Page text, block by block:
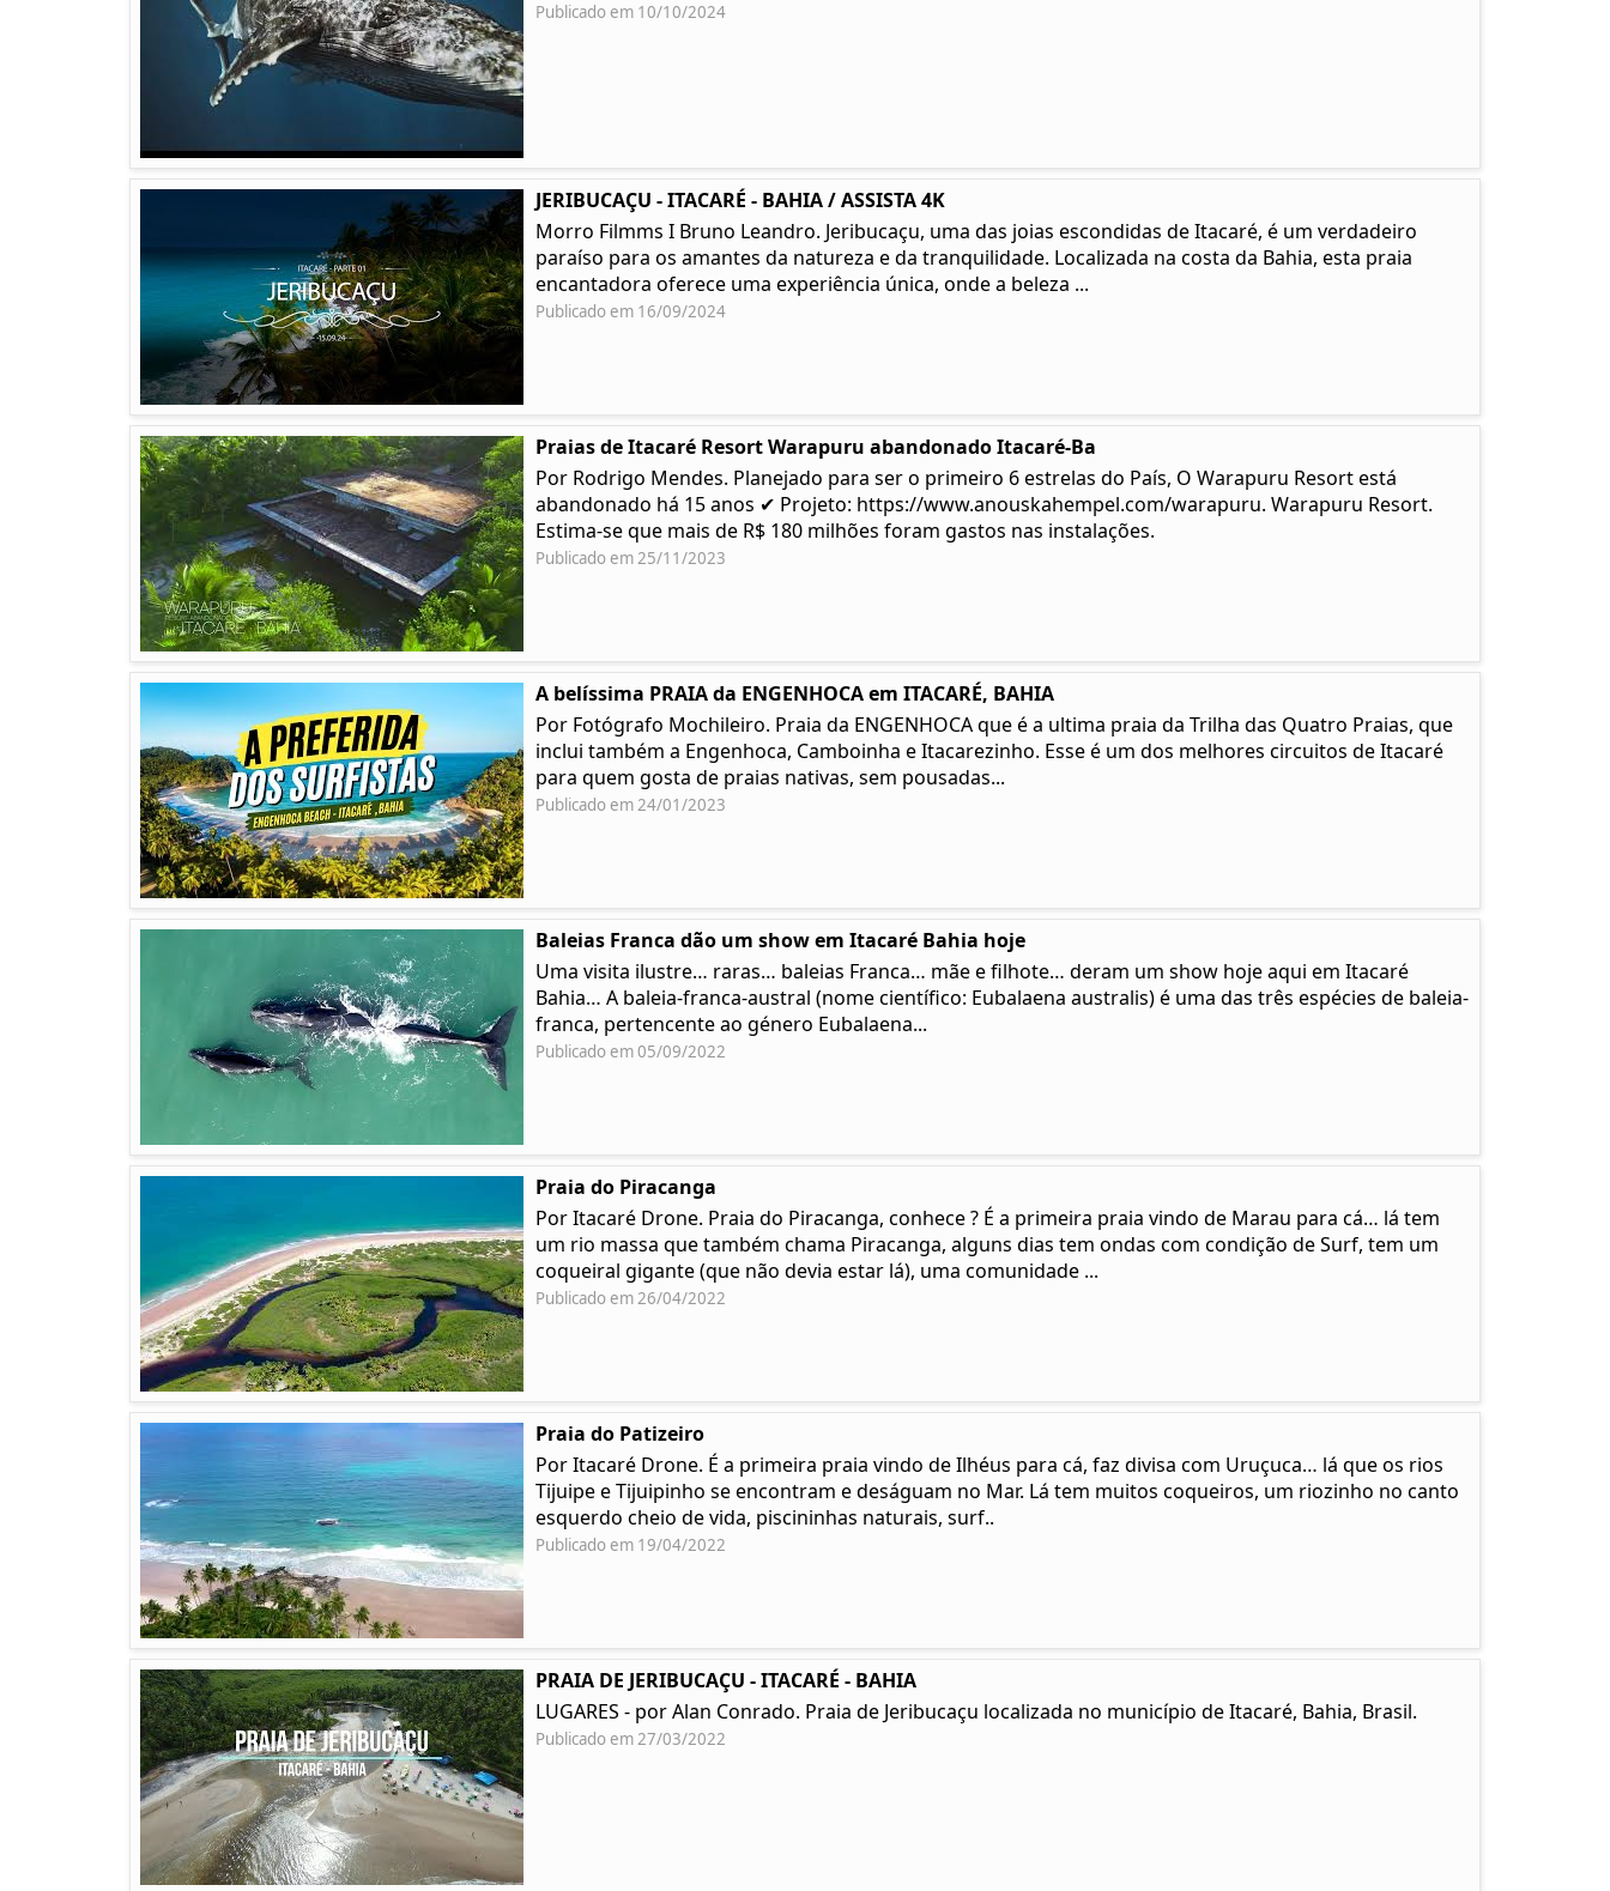
Publicado em 10/10/2024
JERIBUCAÇU - ITACARÉ - BAHIA / ASSISTA 4K
Morro Filmms I Bruno Leandro. Jeribucaçu, uma das joias escondidas de Itacaré, é um verdadeiro
paraíso para os amantes da natureza e da tranquilidade. Localizada na costa da Bahia, esta praia
encantadora oferece uma experiência única, onde a beleza ...
Publicado em 16/09/2024
Praias de Itacaré Resort Warapuru abandonado Itacaré-Ba
Por Rodrigo Mendes. Planejado para ser o primeiro 6 estrelas do País, O Warapuru Resort está
abandonado há 15 anos ✔ Projeto: https://www.anouskahempel.com/warapuru. Warapuru Resort.
Estima-se que mais de R$ 180 milhões foram gastos nas instalações.
Publicado em 25/11/2023
A belíssima PRAIA da ENGENHOCA em ITACARÉ, BAHIA
Por Fotógrafo Mochileiro. Praia da ENGENHOCA que é a ultima praia da Trilha das Quatro Praias, que
inclui também a Engenhoca, Camboinha e Itacarezinho. Esse é um dos melhores circuitos de Itacaré
para quem gosta de praias nativas, sem pousadas...
Publicado em 24/01/2023
Baleias Franca dão um show em Itacaré Bahia hoje
Uma visita ilustre… raras… baleias Franca… mãe e filhote… deram um show hoje aqui em Itacaré
Bahia… A baleia-franca-austral (nome científico: Eubalaena australis) é uma das três espécies de baleia-
franca, pertencente ao género Eubalaena...
Publicado em 05/09/2022
Praia do Piracanga
Por Itacaré Drone. Praia do Piracanga, conhece ? É a primeira praia vindo de Marau para cá… lá tem
um rio massa que também chama Piracanga, alguns dias tem ondas com condição de Surf, tem um
coqueiral gigante (que não devia estar lá), uma comunidade ...
Publicado em 26/04/2022
Praia do Patizeiro
Por Itacaré Drone. É a primeira praia vindo de Ilhéus para cá, faz divisa com Uruçuca… lá que os rios
Tijuipe e Tijuipinho se encontram e deságuam no Mar. Lá tem muitos coqueiros, um riozinho no canto
esquerdo cheio de vida, piscininhas naturais, surf..
Publicado em 19/04/2022
PRAIA DE JERIBUCAÇU - ITACARÉ - BAHIA
LUGARES - por Alan Conrado. Praia de Jeribucaçu localizada no município de Itacaré, Bahia, Brasil.
Publicado em 27/03/2022